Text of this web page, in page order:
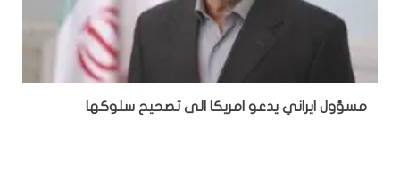
مسؤول ايراني يدعو امريكا الى تصحيح سلوكها